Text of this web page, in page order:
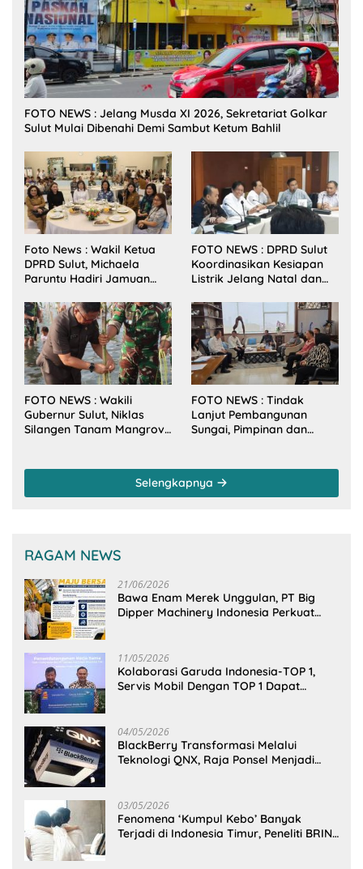
FOTO NEWS : Jelang Musda XI 2026, Sekretariat Golkar
Sulut Mulai Dibenahi Demi Sambut Ketum Bahlil
Foto News : Wakil Ketua
DPRD Sulut, Michaela
Paruntu Hadiri Jamuan
Sulut Bersama Wamenkes
RI
FOTO NEWS : DPRD Sulut
Koordinasikan Kesiapan
Listrik Jelang Natal dan
FOTO NEWS : Wakili
Gubernur Sulut, Niklas
Silangen Tanam Mangrove
FOTO NEWS : Tindak
Lanjut Pembangunan
Sungai, Pimpinan dan
Kementerian PU-RI
Selengkapnya
RAGAM NEWS
21/06/2026
Bawa Enam Merek Unggulan, PT Big
Dipper Machinery Indonesia Perkuat
11/05/2026
Kolaborasi Garuda Indonesia-TOP 1,
Servis Mobil Dengan TOP 1 Dapat
04/05/2026
BlackBerry Transformasi Melalui
Teknologi QNX, Raja Ponsel Menjadi
03/05/2026
Fenomena ‘Kumpul Kebo’ Banyak
Terjadi di Indonesia Timur, Peneliti BRIN